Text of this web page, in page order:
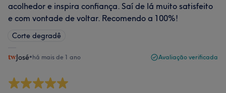
acolhedor e inspira confiança. Saí de lá muito satisfeito
e com vontade de voltar. Recomendo a 100%!
Corte degradê
José•há mais de 1 ano Avaliação verificada